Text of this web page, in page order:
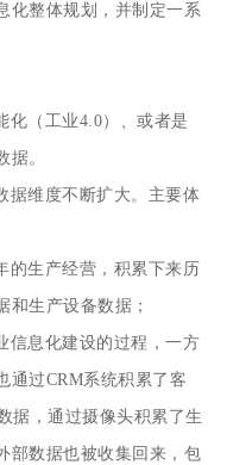
化整体规划，并制定一系
化（工业4.0）、或者是
据。
据维度不断扩大。主要体
的生产经营，积累下来历
和生产设备数据；
信息化建设的过程，一方
通过CRM系统积累了客
据，通过摄像头积累了生
部数据也被收集回来，包